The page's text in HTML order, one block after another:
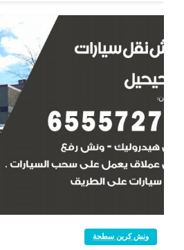
ونش كرين سطحة